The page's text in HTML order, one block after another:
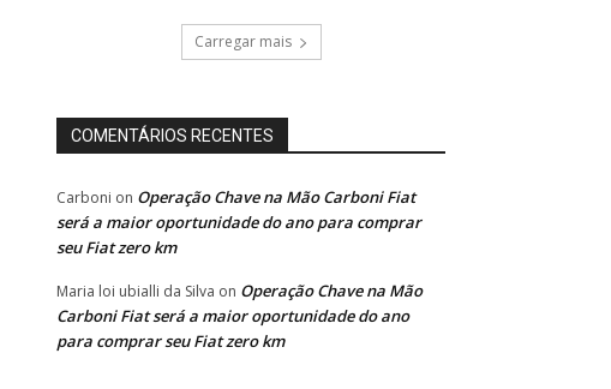
Carregar mais
COMENTÁRIOS RECENTES
Carboni on Operação Chave na Mão Carboni Fiat
será a maior oportunidade do ano para comprar
seu Fiat zero km
Maria loi ubialli da Silva on Operação Chave na Mão
Carboni Fiat será a maior oportunidade do ano
para comprar seu Fiat zero km